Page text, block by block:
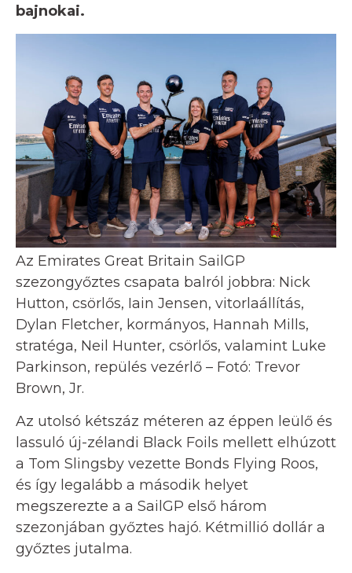
bajnokai.
Az Emirates Great Britain SailGP
szezongyőztes csapata balról jobbra: Nick
Hutton, csörlős, Iain Jensen, vitorlaállítás,
Dylan Fletcher, kormányos, Hannah Mills,
stratéga, Neil Hunter, csörlős, valamint Luke
Parkinson, repülés vezérlő – Fotó: Trevor
Brown, Jr.
Az utolsó kétszáz méteren az éppen leülő és
lassuló új-zélandi Black Foils mellett elhúzott
a Tom Slingsby vezette Bonds Flying Roos,
és így legalább a második helyet
megszerezte a a SailGP első három
szezonjában győztes hajó. Kétmillió dollár a
győztes jutalma.